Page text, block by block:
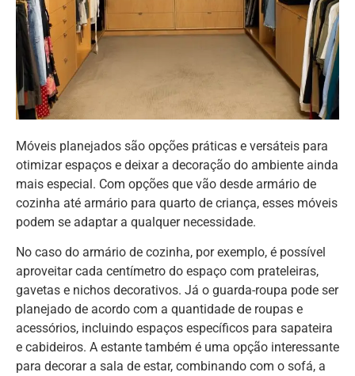
Móveis planejados são opções práticas e versáteis para
otimizar espaços e deixar a decoração do ambiente ainda
mais especial. Com opções que vão desde armário de
cozinha até armário para quarto de criança, esses móveis
podem se adaptar a qualquer necessidade.
No caso do armário de cozinha, por exemplo, é possível
aproveitar cada centímetro do espaço com prateleiras,
gavetas e nichos decorativos. Já o guarda-roupa pode ser
planejado de acordo com a quantidade de roupas e
acessórios, incluindo espaços específicos para sapateira
e cabideiros. A estante também é uma opção interessante
para decorar a sala de estar, combinando com o sofá, a